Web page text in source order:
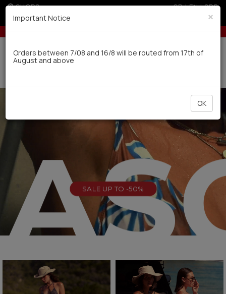
SHOPS GR|EN|SRB
10% off for orders over 250€ for EU & 300€ for
(sale season)
Delivery in 7-9 working days via UPS
SALE UP TO -50%
×
Important Notice
Orders between 7/08 and 16/8 will be routed from 17th of
August and above
OK